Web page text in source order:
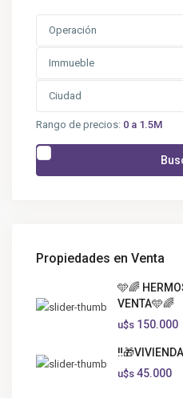
Operación
Immueble
Ciudad
Rango de precios: 0 a 1.5M
Propiedades en Venta
🩵🌈
VENTA🩵🌈
u$s 150.000
u$s 45.000